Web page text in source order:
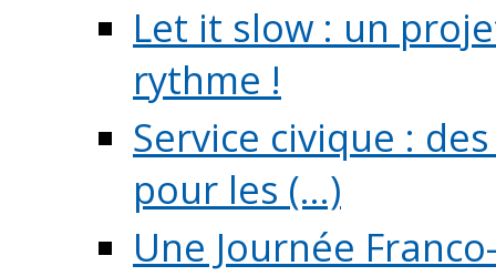
Let it slow : un
rythme !
Service civique :
pour les (...)
Une Journée